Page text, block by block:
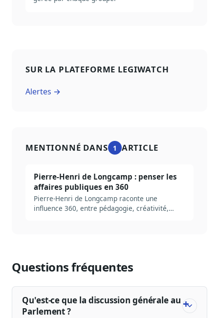
SUR LA PLATEFORME LEGIWATCH
Alertes →
MENTIONNÉ DANS 1 ARTICLE
Pierre-Henri de Longcamp : penser les
affaires publiques en 360
Pierre-Henri de Longcamp raconte une
influence 360, entre pédagogie, créativité,
Questions fréquentes
Qu'est-ce que la discussion générale au
Parlement ?